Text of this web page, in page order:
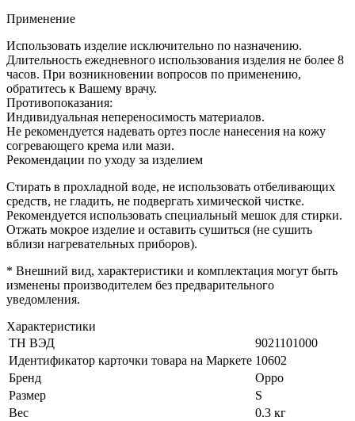
Применение
Использовать изделие исключительно по назначению.
Длительность ежедневного использования изделия не более 8
часов. При возникновении вопросов по применению,
обратитесь к Вашему врачу.
Противопоказания:
Индивидуальная непереносимость материалов.
Не рекомендуется надевать ортез после нанесения на кожу
согревающего крема или мази.
Рекомендации по уходу за изделием
Стирать в прохладной воде, не использовать отбеливающих
средств, не гладить, не подвергать химической чистке.
Рекомендуется использовать специальный мешок для стирки.
Отжать мокрое изделие и оставить сушиться (не сушить
вблизи нагревательных приборов).
* Внешний вид, характеристики и комплектация могут быть
изменены производителем без предварительного
уведомления.
Характеристики
ТН ВЭД
9021101000
Идентификатор карточки товара на Маркете 10602
Бренд
Oppo
Размер
S
Вес
0.3 кг